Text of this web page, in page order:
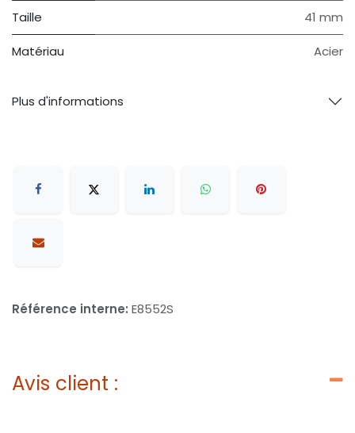
Taille 41 mm
Matériau Acier
Plus d'informations
Référence interne: E8552S
Avis client :